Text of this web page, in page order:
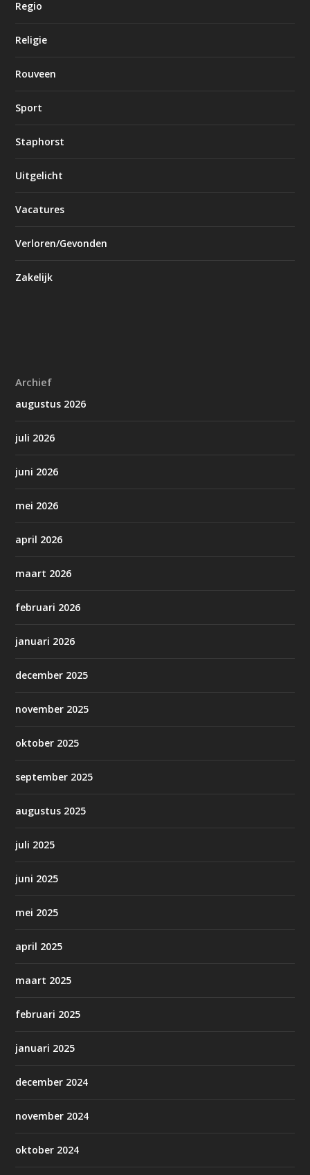
Regio
Religie
Rouveen
Sport
Staphorst
Uitgelicht
Vacatures
Verloren/Gevonden
Zakelijk
Archief
augustus 2026
juli 2026
juni 2026
mei 2026
april 2026
maart 2026
februari 2026
januari 2026
december 2025
november 2025
oktober 2025
september 2025
augustus 2025
juli 2025
juni 2025
mei 2025
april 2025
maart 2025
februari 2025
januari 2025
december 2024
november 2024
oktober 2024